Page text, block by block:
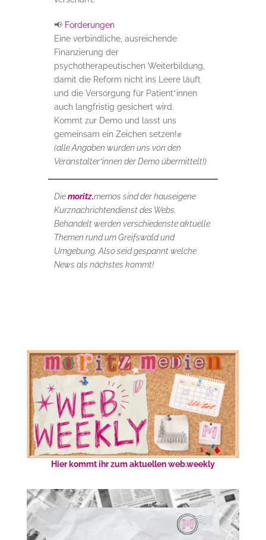
📢 Forderungen
Eine verbindliche, ausreichende
Finanzierung der
psychotherapeutischen Weiterbildung,
damit die Reform nicht ins Leere läuft
und die Versorgung für Patient*innen
auch langfristig gesichert wird.
Kommt zur Demo und lasst uns
gemeinsam ein Zeichen setzen!✊
(alle Angaben wurden uns von den
Veranstalter*innen der Demo übermittelt!)
Diemoritz.memos sind der hauseigene
Kurznachrichtendienst des Webs.
Behandelt werden verschiedenste aktuelle
Themen rund um Greifswald und
Umgebung. Also seid gespannt welche
News als nächstes kommt!
Hier kommt ihr zum aktuellen web.weekly